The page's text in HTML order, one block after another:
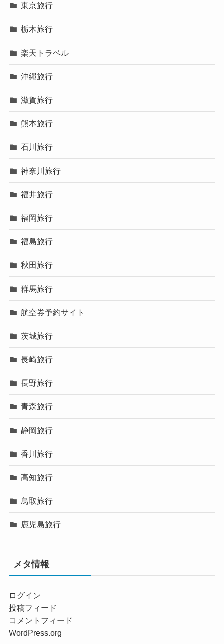
東京旅行
栃木旅行
楽天トラベル
沖縄旅行
滋賀旅行
熊本旅行
石川旅行
神奈川旅行
福井旅行
福岡旅行
福島旅行
秋田旅行
群馬旅行
航空券予約サイト
茨城旅行
長崎旅行
長野旅行
青森旅行
静岡旅行
香川旅行
高知旅行
鳥取旅行
鹿児島旅行
メタ情報
ログイン
投稿フィード
コメントフィード
WordPress.org